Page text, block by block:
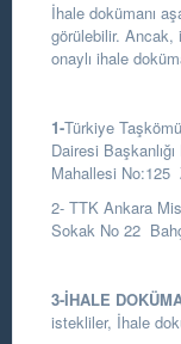
İhale dokümanı
görülebilir. Ancak,
onaylı ihale
1-Türkiye
Dairesi Başkanlığı
Mahallesi No:125
2- TTK Ankara
Sokak No 22
3-İHALE
istekliler, İhale